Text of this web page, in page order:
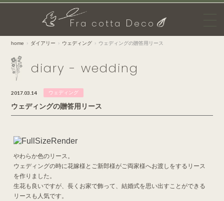
Fra cotta D eco
home ダイアリー ウェディング ウェディングの贈答用リース
diary - wedding
2017.03.14 ウェディング
ウェディングの贈答用リース
やわらか色のリース。
ウェディングの時に花嫁様とご新郎様がご両家様へお渡しをするリース
を作りました。
生花も良いですが、長くお家で飾って、結婚式を思い出すことができる
リースも人気です。